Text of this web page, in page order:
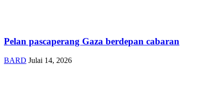
Pelan pascaperang Gaza berdepan cabaran
BARD Julai 14, 2026